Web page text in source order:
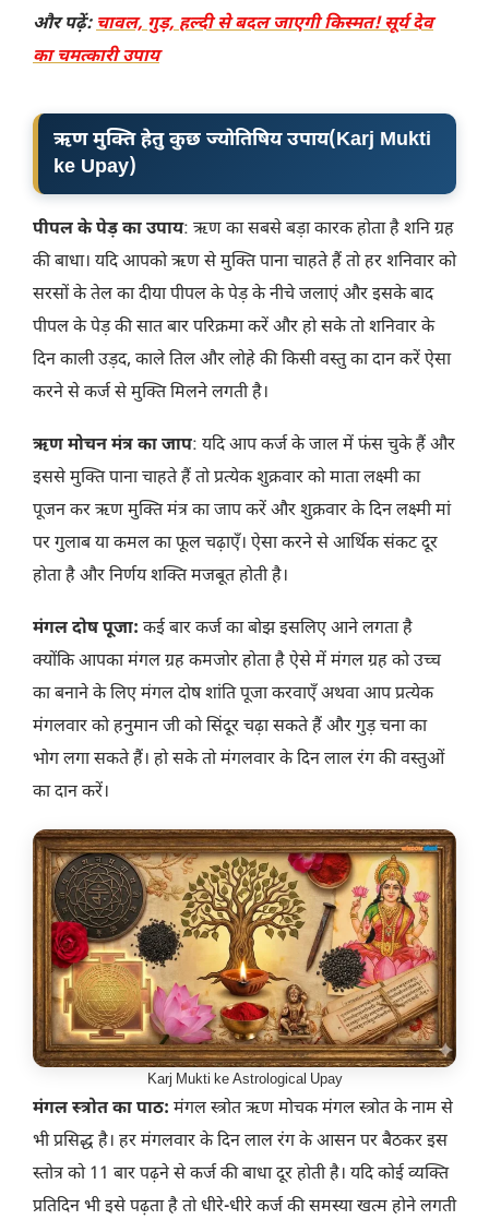
और पढ़ें:चावल, गुड़, हल्दी से बदल जाएगी किस्मत! सूर्य देव
का चमत्कारी उपाय
ऋण मुक्ति हेतु कुछ ज्योतिषिय उपाय(Karj Mukti
ke Upay)
पीपल के पेड़ का उपाय: ऋण का सबसे बड़ा कारक होता है शनि ग्रह
की बाधा। यदि आपको ऋण से मुक्ति पाना चाहते हैं तो हर शनिवार को
सरसों के तेल का दीया पीपल के पेड़ के नीचे जलाएं और इसके बाद
पीपल के पेड़ की सात बार परिक्रमा करें और हो सके तो शनिवार के
दिन काली उड़द, काले तिल और लोहे की किसी वस्तु का दान करें ऐसा
करने से कर्ज से मुक्ति मिलने लगती है।
ऋण मोचन मंत्र का जाप: यदि आप कर्ज के जाल में फंस चुके हैं और
इससे मुक्ति पाना चाहते हैं तो प्रत्येक शुक्रवार को माता लक्ष्मी का
पूजन कर ऋण मुक्ति मंत्र का जाप करें और शुक्रवार के दिन लक्ष्मी मां
पर गुलाब या कमल का फूल चढ़ाएँ। ऐसा करने से आर्थिक संकट दूर
होता है और निर्णय शक्ति मजबूत होती है।
मंगल दोष पूजा: कई बार कर्ज का बोझ इसलिए आने लगता है
क्योंकि आपका मंगल ग्रह कमजोर होता है ऐसे में मंगल ग्रह को उच्च
का बनाने के लिए मंगल दोष शांति पूजा करवाएँ अथवा आप प्रत्येक
मंगलवार को हनुमान जी को सिंदूर चढ़ा सकते हैं और गुड़ चना का
भोग लगा सकते हैं। हो सके तो मंगलवार के दिन लाल रंग की वस्तुओं
का दान करें।
Karj Mukti ke Astrological Upay
मंगल स्त्रोत का पाठ: मंगल स्त्रोत ऋण मोचक मंगल स्त्रोत के नाम से
भी प्रसिद्ध है। हर मंगलवार के दिन लाल रंग के आसन पर बैठकर इस
स्तोत्र को 11 बार पढ़ने से कर्ज की बाधा दूर होती है। यदि कोई व्यक्ति
प्रतिदिन भी इसे पढ़ता है तो धीरे-धीरे कर्ज की समस्या खत्म होने लगती